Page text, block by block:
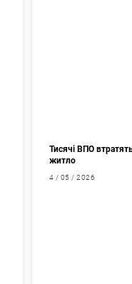
Тисячі ВПО
житло
4 / 05 / 2026